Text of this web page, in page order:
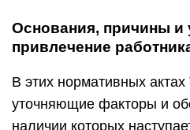
Основания, причины и
привлечение
В этих нормативных
уточняющие факторы и
наличии которых